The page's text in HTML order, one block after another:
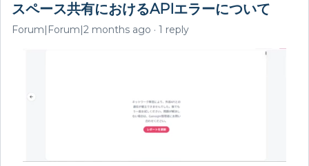
スペース共有におけるAPIエラーについて
Forum|Forum|2 months ago 1 reply